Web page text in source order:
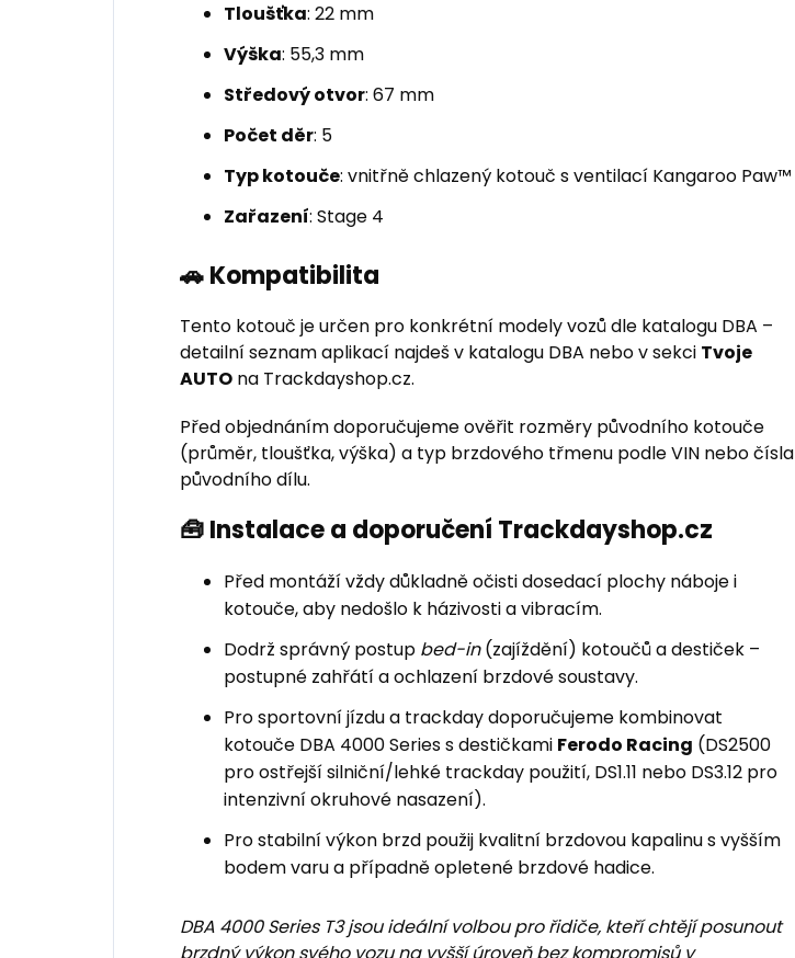
Tloušťka: 22 mm
Výška: 55,3 mm
Středový otvor: 67 mm
Počet děr: 5
Typ kotouče: vnitřně chlazený kotouč s ventilací Kangaroo Paw™
Zařazení: Stage 4
🚗 Kompatibilita
Tento kotouč je určen pro konkrétní modely vozů dle katalogu DBA –
detailní seznam aplikací najdeš v katalogu DBA nebo v sekci Tvoje
AUTO na Trackdayshop.cz.
Před objednáním doporučujeme ověřit rozměry původního kotouče
(průměr, tloušťka, výška) a typ brzdového třmenu podle VIN nebo čísla
původního dílu.
🧰 Instalace a doporučení Trackdayshop.cz
Před montáží vždy důkladně očisti dosedací plochy náboje i
kotouče, aby nedošlo k házivosti a vibracím.
Dodrž správný postup bed-in(zajíždění) kotoučů a destiček –
postupné zahřátí a ochlazení brzdové soustavy.
Pro sportovní jízdu a trackday doporučujeme kombinovat
kotouče DBA 4000 Series s destičkami Ferodo Racing (DS2500
pro ostřejší silniční/lehké trackday použití, DS1.11 nebo DS3.12 pro
intenzivní okruhové nasazení).
Pro stabilní výkon brzd použij kvalitní brzdovou kapalinu s vyšším
bodem varu a případně opletené brzdové hadice.
DBA 4000 Series T3 jsou ideální volbou pro řidiče, kteří chtějí posunout